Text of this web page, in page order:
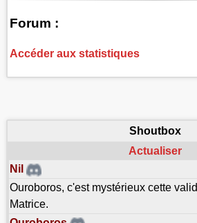
Forum :
Accéder aux statistiques
Shoutbox
Actualiser
Nil
Ouroboros, c'est mystérieux cette
Matrice.